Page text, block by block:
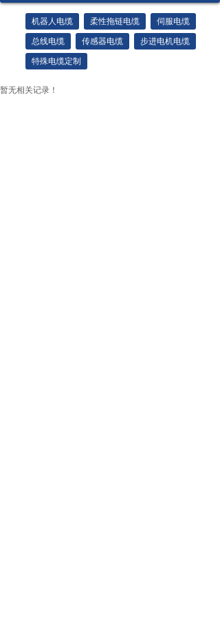
机器人电缆 柔性拖链电缆 伺服电缆
总线电缆 传感器电缆 步进电机电缆
特殊电缆定制
暂无相关记录！